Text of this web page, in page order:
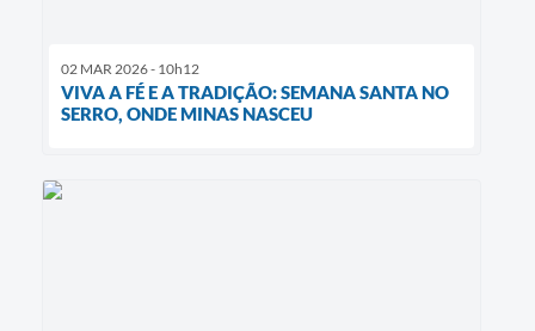
02 MAR 2026 - 10h12
VIVA A FÉ E A TRADIÇÃO: SEMANA SANTA NO
SERRO, ONDE MINAS NASCEU